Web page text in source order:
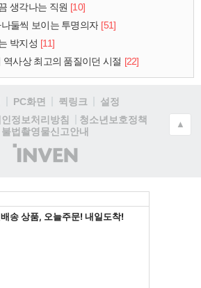
생각나는 직원 [10]
둘씩 보이는 투명의자 [51]
박지성 [11]
역사상 최고의 품질이던 시절 [22]
PC화면 퀵링크
설정
정보처리방침
청소년보호정책
불법촬영물신고안내
(주)
인
▲